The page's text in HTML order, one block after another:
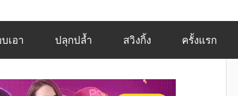
เอา ปลุกปล้ำ สวิงกิ้ง ครั้งแรก